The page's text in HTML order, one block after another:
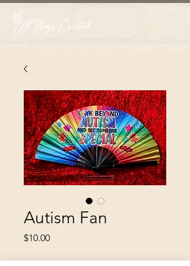
Autism Fan
$10.00Price